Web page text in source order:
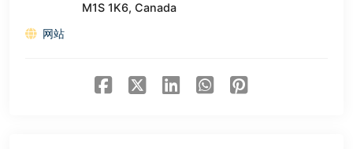
M1S 1K6, Canada
网站